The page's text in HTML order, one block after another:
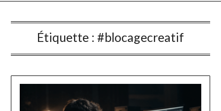
Étiquette : #blocagecreatif